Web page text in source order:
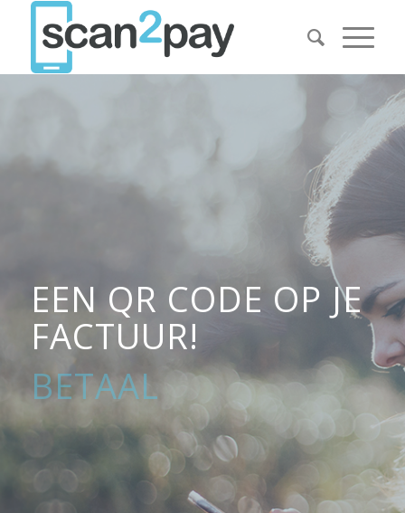
EEN QR CODE OP JE
FACTUUR!
GEDAAN